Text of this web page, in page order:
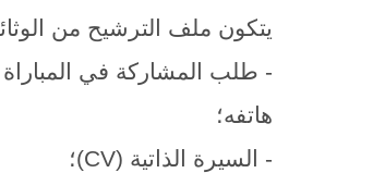
يتكون ملف الترشيح من
- طلب المشاركة في
هاتفه؛
- السيرة الذاتية (CV)؛